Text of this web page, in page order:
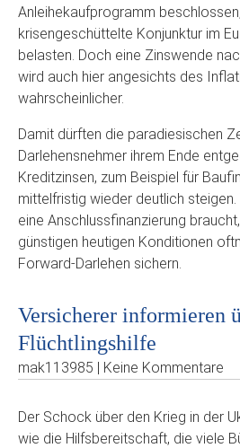
Anleihekaufprogramm
krisengeschüttelte Konjunktur im
belasten. Doch eine Zinswende
wird auch hier angesichts des
wahrscheinlicher.
Damit dürften die paradiesischen
Darlehensnehmer ihrem Ende
Kreditzinsen, zum Beispiel für
mittelfristig wieder deutlich
eine Anschlussfinanzierung
günstigen heutigen Konditionen
Forward-Darlehen sichern.
Versicherer informieren
Flüchtlingshilfe
mak113985 | Keine Kommentare
Der Schock über den Krieg in der
wie die Hilfsbereitschaft, die viele